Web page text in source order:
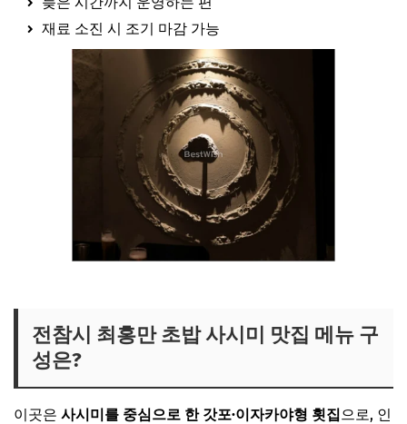
재료 소진 시 조기 마감 가능
전참시 최홍만 초밥 사시미 맛집 메뉴 구
성은?
이곳은 사시미를 중심으로 한 갓포·이자카야형 횟집으로, 인